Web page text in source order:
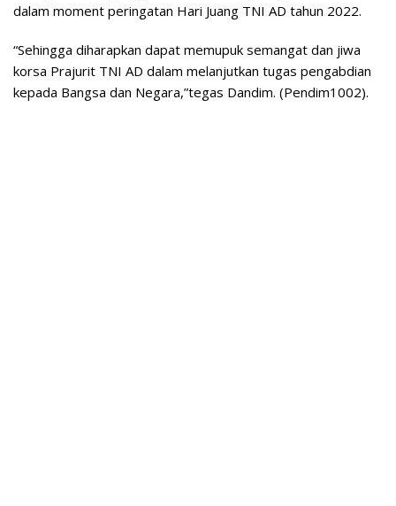
dalam moment peringatan Hari Juang TNI AD tahun 2022.
“Sehingga diharapkan dapat memupuk semangat dan jiwa
korsa Prajurit TNI AD dalam melanjutkan tugas pengabdian
kepada Bangsa dan Negara,”tegas Dandim. (Pendim1002).